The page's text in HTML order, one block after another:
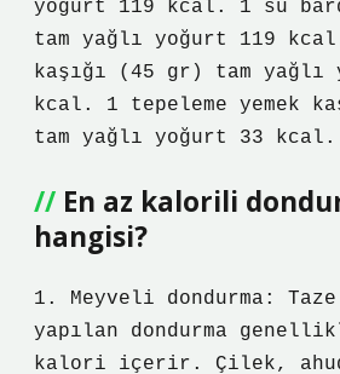
yoğurt 119 kcal. 1 su
tam yağlı yoğurt 119
kaşığı (45 gr) tam yağlı
kcal. 1 tepeleme yemek
tam yağlı yoğurt 33 kcal.
En az kalorili
hangisi?
1. Meyveli dondurma: Taze
yapılan dondurma
kalori içerir. Çilek,